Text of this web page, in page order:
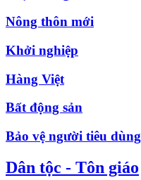
Nông thôn mới
Khởi nghiệp
Hàng Việt
Bất động sản
Bảo vệ người tiêu dùng
Dân tộc - Tôn giáo